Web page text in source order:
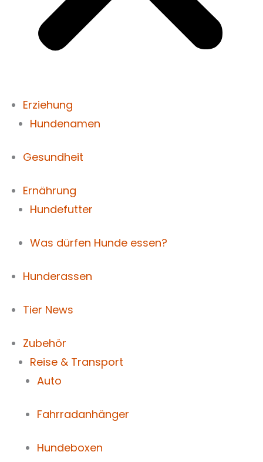
Erziehung
Hundenamen
Gesundheit
Ernährung
Hundefutter
Was dürfen Hunde essen?
Hunderassen
Tier News
Zubehör
Reise & Transport
Auto
Fahrradanhänger
Hundeboxen